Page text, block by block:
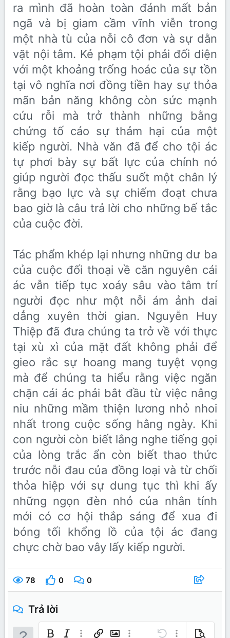
ra mình đã hoàn toàn đánh mất bản
ngã và bị giam cầm vĩnh viễn trong
một nhà tù của nỗi cô đơn và sự dằn
vặt nội tâm. Kẻ phạm tội phải đối diện
với một khoảng trống hoác của sự tồn
tại vô nghĩa nơi đồng tiền hay sự thỏa
mãn bản năng không còn sức mạnh
cứu rỗi mà trở thành những bằng
chứng tố cáo sự thảm hại của một
kiếp người. Nhà văn đã để cho tội ác
tự phơi bày sự bất lực của chính nó
giúp người đọc thấu suốt một chân lý
rằng bạo lực và sự chiếm đoạt chưa
bao giờ là câu trả lời cho những bế tắc
của cuộc đời.
Tác phẩm khép lại nhưng những dư ba
của cuộc đối thoại về căn nguyên cái
ác vẫn tiếp tục xoáy sâu vào tâm trí
người đọc như một nỗi ám ảnh dai
dẳng xuyên thời gian. Nguyễn Huy
Thiệp đã đưa chúng ta trở về với thực
tại xù xì của mặt đất không phải để
gieo rắc sự hoang mang tuyệt vọng
mà để chúng ta hiểu rằng việc ngăn
chặn cái ác phải bắt đầu từ việc nâng
niu những mầm thiện lương nhỏ nhoi
nhất trong cuộc sống hằng ngày. Khi
con người còn biết lắng nghe tiếng gọi
của lòng trắc ẩn còn biết thao thức
trước nỗi đau của đồng loại và từ chối
thỏa hiệp với sự dung tục thì khi ấy
những ngọn đèn nhỏ của nhân tính
mới có cơ hội thắp sáng để xua đi
bóng tối khổng lồ của tội ác đang
chực chờ bao vây lấy kiếp người.
78 0 0
Trả lời